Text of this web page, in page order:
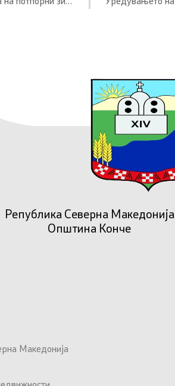
Република Северна Македонија
Општина Конче
Македонија